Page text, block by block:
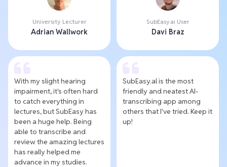
University Lecturer
Adrian Wallwork
SubEasy.ai User
Davi Braz
With my slight hearing
impairment, it's often hard
to catch everything in
lectures, but SubEasy has
been a huge help. Being
able to transcribe and
review the amazing lectures
has really helped me
advance in my studies.
SubEasy.al is the most
friendly and neatest AI-
transcribing app among
others that I've tried. Keep it
up!